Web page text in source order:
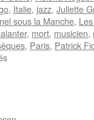
, Italie, jazz, Juliette
sous la Manche,
, mort, musicien,
, Paris, Patrick
sur